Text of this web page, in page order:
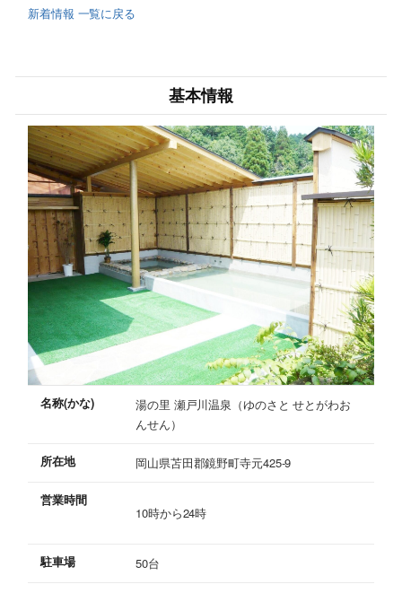
新着情報 一覧に戻る
基本情報
名称(かな)
湯の里 瀬戸川温泉（ゆのさと せとがわお
んせん）
所在地 岡山県苫田郡鏡野町寺元425-9
営業時間
10時から24時
駐車場 50台